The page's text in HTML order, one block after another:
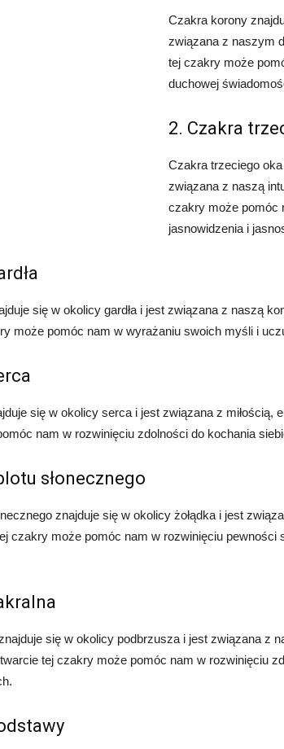
Czakra korony
związana z naszym
tej czakry może
duchowej
2. Czakra
Czakra trzeciego
związana z naszą
czakry może pomóc
jasnowidzenia i
się w okolicy gardła i jest związana z naszą
może pomóc nam w wyrażaniu swoich myśli i
się w okolicy serca i jest związana z miłością,
nam w rozwinięciu zdolności do kochania
słonecznego
znajduje się w okolicy żołądka i jest
czakry może pomóc nam w rozwinięciu pewności
się w okolicy podbrzusza i jest związana z
tej czakry może pomóc nam w rozwinięciu